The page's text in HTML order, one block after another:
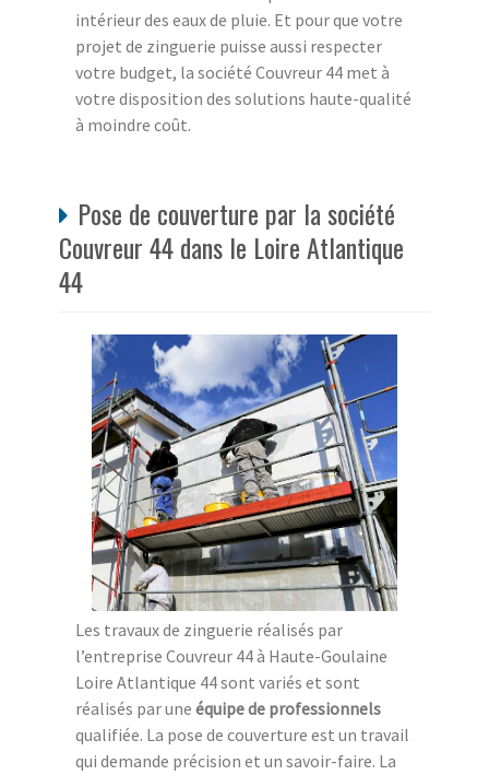
intérieur des eaux de pluie. Et pour que votre
projet de zinguerie puisse aussi respecter
votre budget, la société Couvreur 44 met à
votre disposition des solutions haute-qualité
à moindre coût.
Pose de couverture par la société
Couvreur 44 dans le Loire Atlantique
44
Les travaux de zinguerie réalisés par
l’entreprise Couvreur 44 à Haute-Goulaine
Loire Atlantique 44 sont variés et sont
réalisés par une équipe de professionnels
qualifiée. La pose de couverture est un travail
qui demande précision et un savoir-faire. La